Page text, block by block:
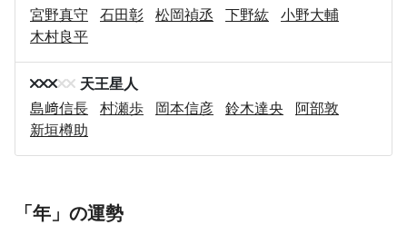
宮野真守
石田彰 松岡禎丞 下野紘
小野大輔
木村良平
天王星人
島﨑信長
村瀬歩 岡本信彦 鈴木達央
阿部敦
新垣樽助
「年」の運勢